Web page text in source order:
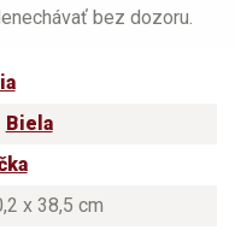
bez dozoru.
Biela
x 38,5 cm